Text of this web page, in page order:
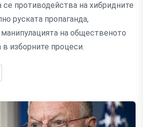
се противодейства на хибридните
руската пропаганда,
на общественото
изборните процеси.